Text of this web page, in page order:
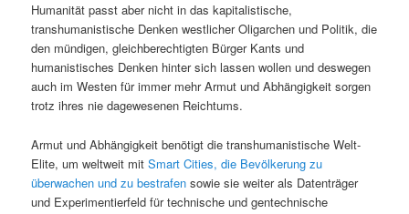
Humanität passt aber nicht in das kapitalistische,
transhumanistische Denken westlicher Oligarchen und Politik, die
den mündigen, gleichberechtigten Bürger Kants und
humanistisches Denken hinter sich lassen wollen und deswegen
auch im Westen für immer mehr Armut und Abhängigkeit sorgen
trotz ihres nie dagewesenen Reichtums.
Armut und Abhängigkeit benötigt die transhumanistische Welt-
Elite, um weltweit mitSmart Cities, die Bevölkerung zu
überwachen und zu bestrafensowie sie weiter als Datenträger
und Experimentierfeld für technische und gentechnische